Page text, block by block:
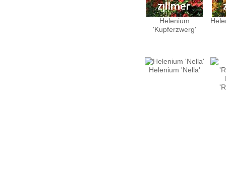
Helenium
'Kupferzwerg'
Helenium 'Nella'